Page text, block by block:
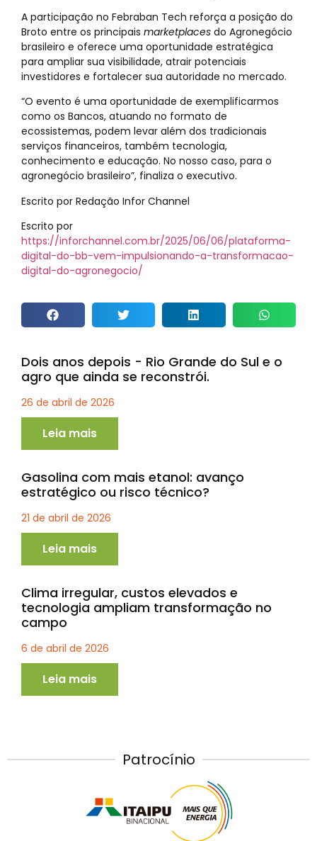
A participação no Febraban Tech reforça a posição do
Broto entre os principais marketplaces do Agronegócio
brasileiro e oferece uma oportunidade estratégica
para ampliar sua visibilidade, atrair potenciais
investidores e fortalecer sua autoridade no mercado.
“O evento é uma oportunidade de exemplificarmos
como os Bancos, atuando no formato de
ecossistemas, podem levar além dos tradicionais
serviços financeiros, também tecnologia,
conhecimento e educação. No nosso caso, para o
agronegócio brasileiro”, finaliza o executivo.
Escrito por Redação Infor Channel
Escrito por
https://inforchannel.com.br/2025/06/06/plataforma-
digital-do-bb-vem-impulsionando-a-transformacao-
digital-do-agronegocio/
Dois anos depois - Rio Grande do Sul e o
agro que ainda se reconstrói.
26 de abril de 2026
Leia mais
Gasolina com mais etanol: avanço
estratégico ou risco técnico?
21 de abril de 2026
Leia mais
Clima irregular, custos elevados e
tecnologia ampliam transformação no
campo
6 de abril de 2026
Leia mais
Patrocínio